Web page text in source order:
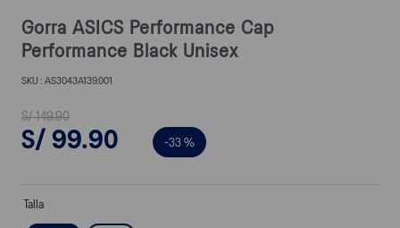
Gorra ASICS Performance Cap
Performance Black Unisex
AS3043A139.001
S/ 149.90
S/ 99.90 -33 %
Talla